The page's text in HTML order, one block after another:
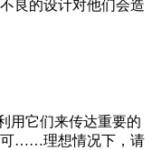
良的设计对他们会造
用它们来传达重要的
可……理想情况下，请